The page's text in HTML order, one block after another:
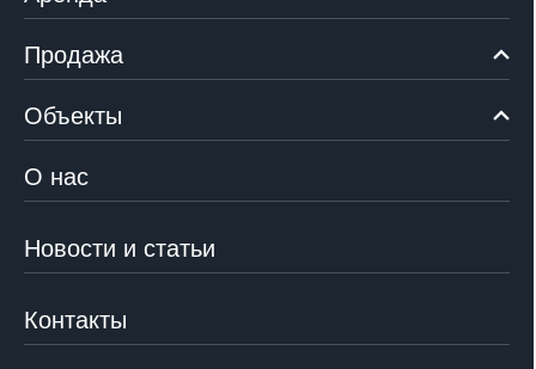
Продажа
Объекты
О нас
Новости и статьи
Контакты